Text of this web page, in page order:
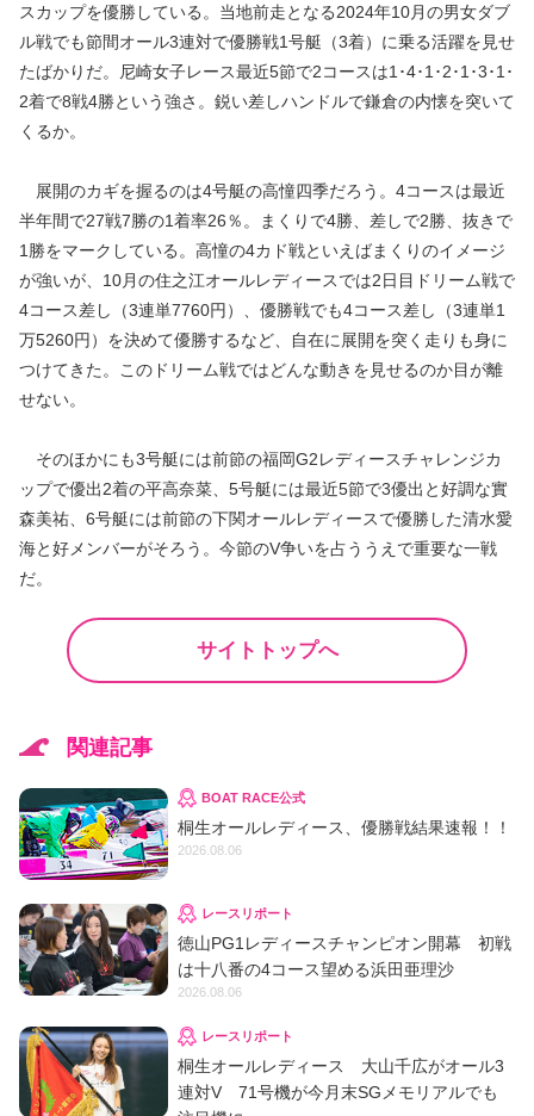
スカップを優勝している。当地前走となる2024年10月の男女ダブ
ル戦でも節間オール3連対で優勝戦1号艇（3着）に乗る活躍を見せ
たばかりだ。尼崎女子レース最近5節で2コースは1･4･1･2･1･3･1･
2着で8戦4勝という強さ。鋭い差しハンドルで鎌倉の内懐を突いて
くるか。
展開のカギを握るのは4号艇の高憧四季だろう。4コースは最近
半年間で27戦7勝の1着率26％。まくりで4勝、差しで2勝、抜きで
1勝をマークしている。高憧の4カド戦といえばまくりのイメージ
が強いが、10月の住之江オールレディースでは2日目ドリーム戦で
4コース差し（3連単7760円）、優勝戦でも4コース差し（3連単1
万5260円）を決めて優勝するなど、自在に展開を突く走りも身に
つけてきた。このドリーム戦ではどんな動きを見せるのか目が離
せない。
そのほかにも3号艇には前節の福岡G2レディースチャレンジカ
ップで優出2着の平高奈菜、5号艇には最近5節で3優出と好調な實
森美祐、6号艇には前節の下関オールレディースで優勝した清水愛
海と好メンバーがそろう。今節のV争いを占ううえで重要な一戦
だ。
サイトトップへ
関連記事
BOAT RACE公式
桐生オールレディース、優勝戦結果速報！！
2026.08.06
レースリポート
徳山PG1レディースチャンピオン開幕 初戦
は十八番の4コース望める浜田亜理沙
2026.08.06
レースリポート
桐生オールレディース 大山千広がオール3
連対V 71号機が今月末SGメモリアルでも